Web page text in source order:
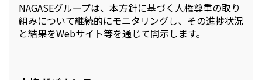
NAGASEグループは、本方針に基づく人権尊重の取り
組みについて継続的にモニタリングし、その進捗状況
と結果をWebサイト等を通じて開示します。